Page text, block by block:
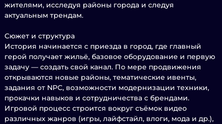
жителями, исследуя районы города и следуя
актуальным трендам.
Сюжет и структура
История начинается с приезда в город, где главный
герой получает жильё, базовое оборудование и первую
задачу — создать свой канал. По мере продвижения
открываются новые районы, тематические ивенты,
задания от NPC, возможности модернизации техники,
прокачки навыков и сотрудничества с брендами.
Игровой процесс строится вокруг съёмок видео
различных жанров (игры, лайфстайл, влоги, мода и др.),